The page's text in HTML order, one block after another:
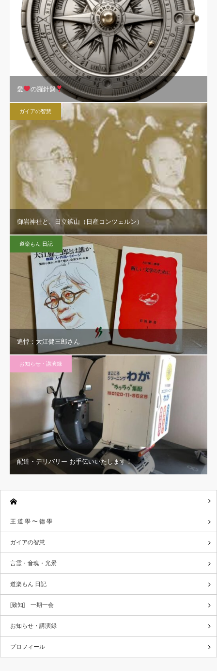
愛 の羅針盤
ガイアの智慧
御岩神社と、日立鉱山（日産コンツェルン）
道楽もん 日記
追悼：大江健三郎さん
お知らせ・講演録
配達・デリバリー お手伝いいたします！
王 道 學 〜 德 學
ガイアの智慧
言霊・音魂・光景
道楽もん 日記
[致知] 一期一会
お知らせ・講演録
プロフィール